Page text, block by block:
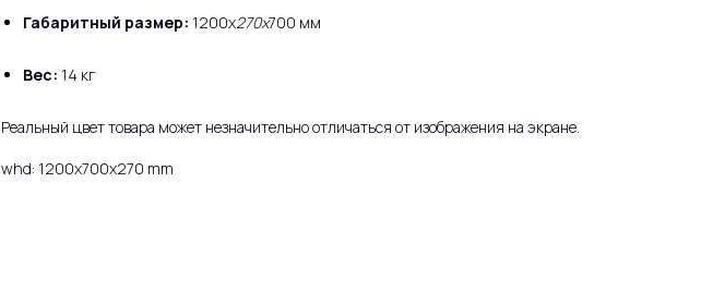
Габаритный размер: 1200х270х700 мм
Вес: 14 кг
Реальный цвет товара может незначительно отличаться от изображения на экране.
whd: 1200x700x270 mm